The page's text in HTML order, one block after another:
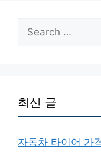
Search
for:
최신 글
자동차 타이어 가